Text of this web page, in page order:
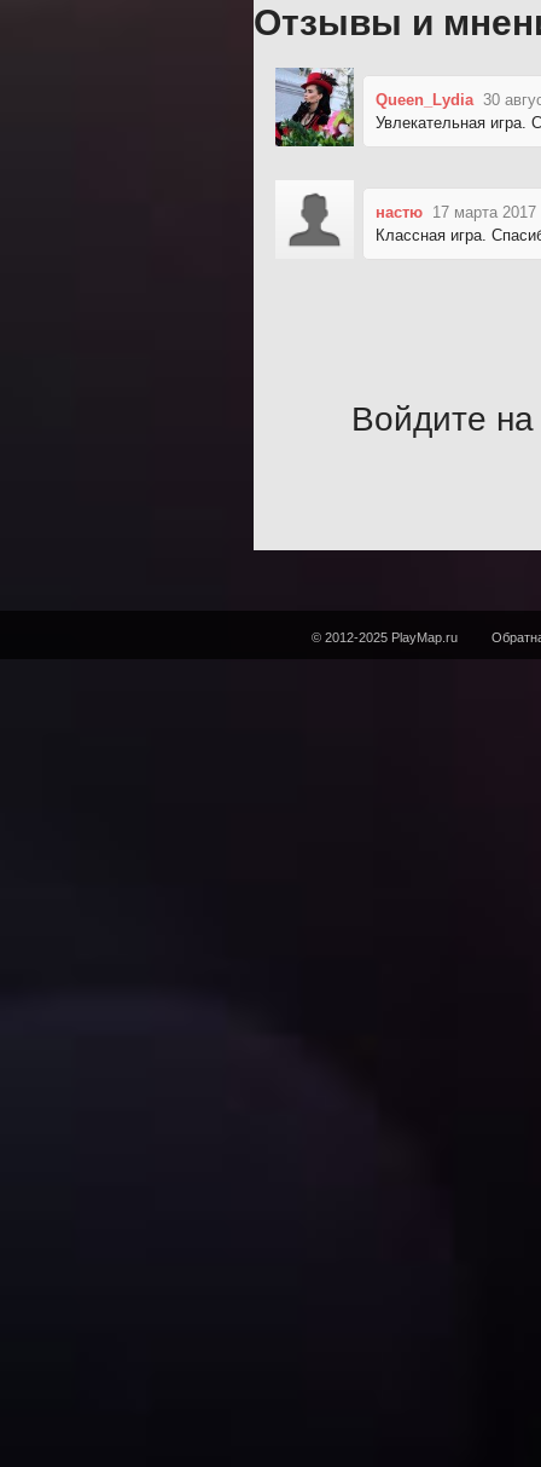
Отзывы и
Queen_Lydia 30
Увлекательная игра.
настю 17 марта 2017
Классная игра.
Войдите на
© 2012-2025 PlayMap.ru